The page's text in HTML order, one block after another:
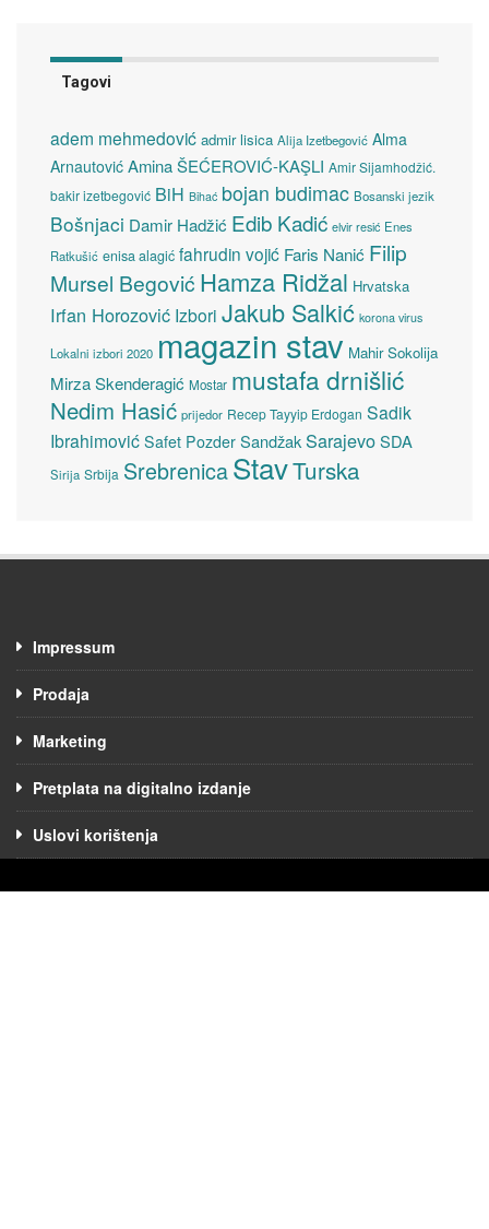
Tagovi
adem mehmedović admir lisica Alija Izetbegović Alma
Arnautović Amina ŠEĆEROVIĆ-KAŞLI Amir Sijamhodžić.
bakir izetbegović BiH Bihać bojan budimac Bosanski jezik
Bošnjaci Damir Hadžić Edib Kadić elvir resić Enes
Ratkušić enisa alagić fahrudin vojić Faris Nanić Filip
Mursel Begović Hamza Ridžal Hrvatska
Irfan Horozović Izbori Jakub Salkić korona virus
Lokalni izbori 2020 magazin stav Mahir Sokolija
Mirza Skenderagić Mostar mustafa drnišlić
Nedim Hasić prijedor Recep Tayyip Erdogan Sadik
Ibrahimović Safet Pozder SandžakSarajevoSDA
Sirija Srbija SrebrenicaStavTurska
Impressum
Prodaja
Marketing
Pretplata na digitalno izdanje
Uslovi korištenja